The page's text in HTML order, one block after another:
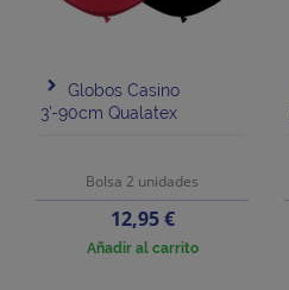
Globos Casino
3'-90cm Qualatex
Bolsa 2 unidades
Precio
12,95 €
Añadir al carrito